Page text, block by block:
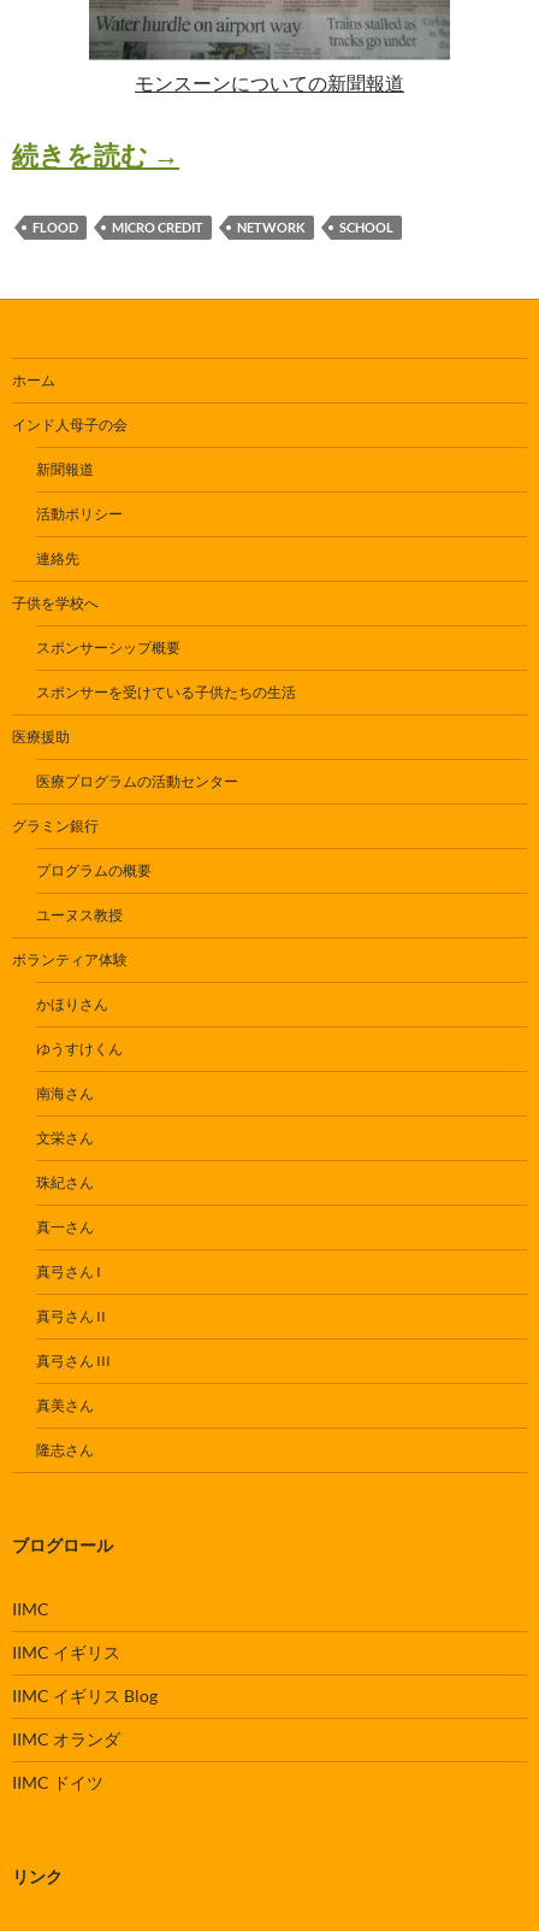
モンスーンについての新聞報道
続きを読む 西ベンガル地方の洪水（翻訳版
→
FLOOD MICRO CREDIT NETWORK SCHOOL
ホーム
インド人母子の会
新聞報道
活動ポリシー
連絡先
子供を学校へ
スポンサーシップ概要
スポンサーを受けている子供たちの生活
医療援助
医療プログラムの活動センター
グラミン銀行
プログラムの概要
ユーヌス教授
ボランティア体験
かほりさん
ゆうすけくん
南海さん
文栄さん
珠紀さん
真一さん
真弓さん I
真弓さん II
真弓さん III
真美さん
隆志さん
ブログロール
IIMC
IIMC イギリス
IIMC イギリス Blog
IIMC オランダ
IIMC ドイツ
リンク